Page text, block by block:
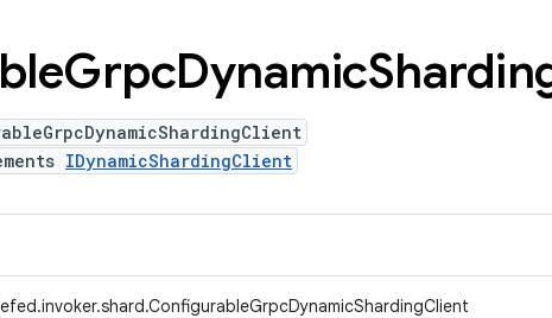
GrpcDynamic
IDynamicShardingClient